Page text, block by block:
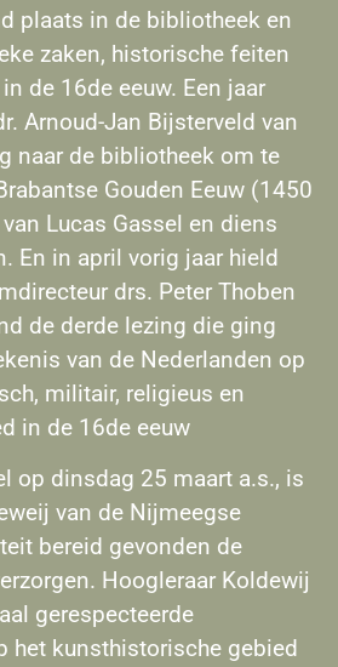
plaats in de bibliotheek en
zaken, historische feiten
de 16de eeuw. Een jaar
Arnoud-Jan Bijsterveld van
naar de bibliotheek om te
Gouden Eeuw (1450
Lucas Gassel en diens
En in april vorig jaar hield
drs. Peter Thoben
de derde lezing die ging
van de Nederlanden op
militair, religieus en
in de 16de eeuw
op dinsdag 25 maart a.s., is
van de Nijmeegse
bereid gevonden de
Hoogleraar Koldewij
gerespecteerde
het kunsthistorische gebied